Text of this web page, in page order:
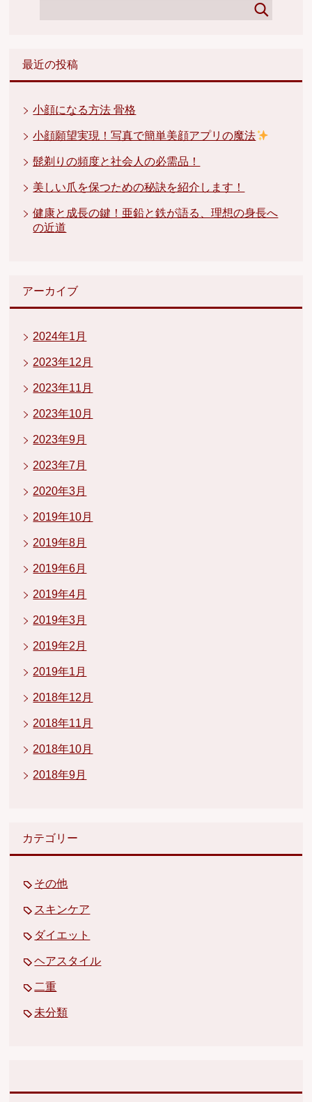
最近の投稿
小顔になる方法 骨格
小顔願望実現！写真で簡単美顔アプリの魔法
髭剃りの頻度と社会人の必需品！
美しい爪を保つための秘訣を紹介します！
健康と成長の鍵！亜鉛と鉄が語る、理想の身長へ
の近道
アーカイブ
2024年1月
2023年12月
2023年11月
2023年10月
2023年9月
2023年7月
2020年3月
2019年10月
2019年8月
2019年6月
2019年4月
2019年3月
2019年2月
2019年1月
2018年12月
2018年11月
2018年10月
2018年9月
カテゴリー
その他
スキンケア
ダイエット
ヘアスタイル
二重
未分類